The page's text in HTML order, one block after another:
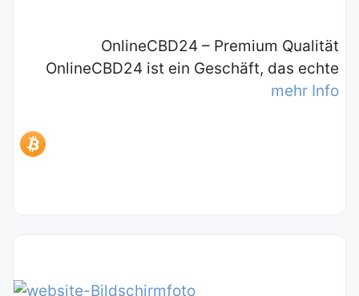
OnlineCBD24 – Premium Qualität
OnlineCBD24 ist ein Geschäft, das echte
mehr Info